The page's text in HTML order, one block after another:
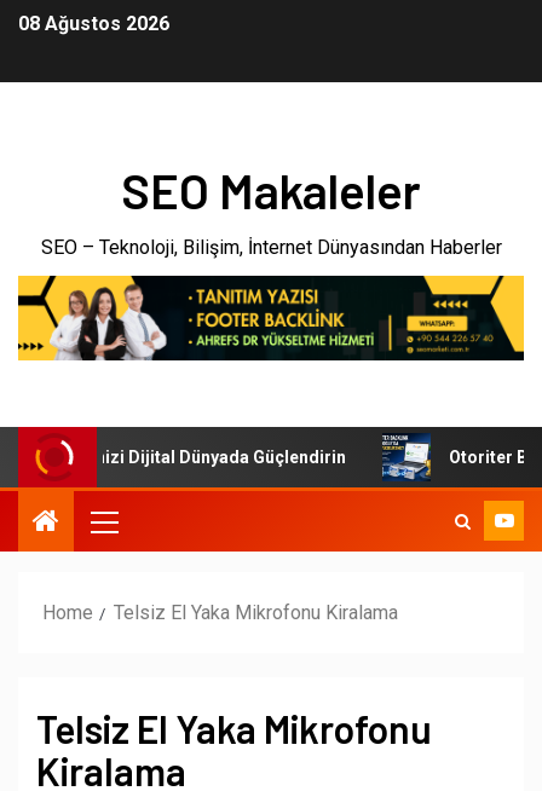
08 Ağustos 2026
SEO Makaleler
SEO – Teknoloji, Bilişim, İnternet Dünyasından Haberler
İşletmenizi Dijital Dünyada Güçlendirin Otoriter
Home Telsiz El Yaka Mikrofonu Kiralama
Telsiz El Yaka Mikrofonu
Kiralama